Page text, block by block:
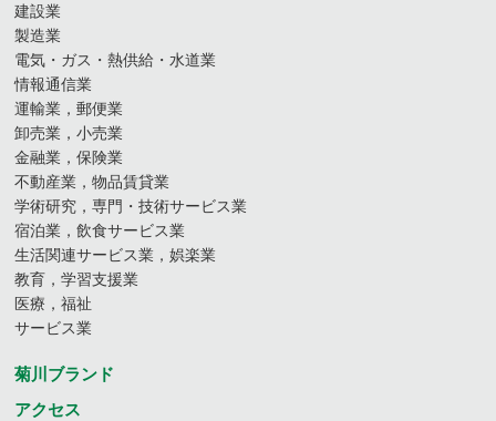
建設業
製造業
電気・ガス・熱供給・水道業
情報通信業
運輸業，郵便業
卸売業，小売業
金融業，保険業
不動産業，物品賃貸業
学術研究，専門・技術サービス業
宿泊業，飲食サービス業
生活関連サービス業，娯楽業
教育，学習支援業
医療，福祉
サービス業
菊川ブランド
アクセス